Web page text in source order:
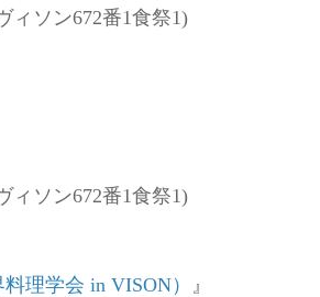
ソン672番1食祭1)
ソン672番1食祭1)
理学会 in VISON） 』